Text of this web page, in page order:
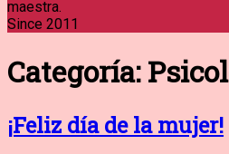
maestra.
Since 2011
Categoría:
¡Feliz día de la mujer!